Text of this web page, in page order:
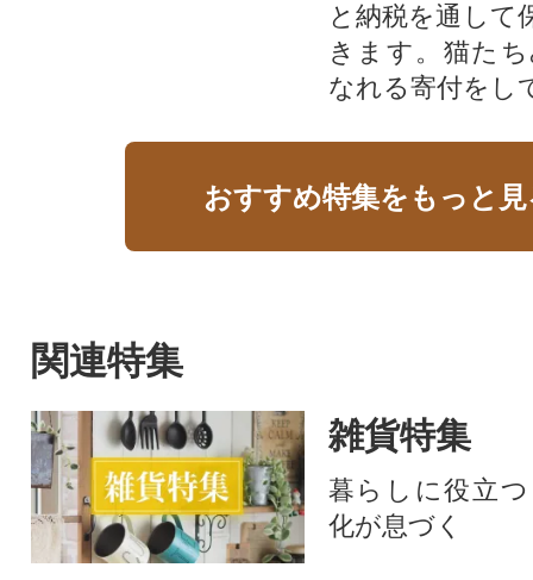
と納税を通して
きます。猫た
なれる寄付をし
おすすめ特集をもっと
関連特集
雑貨特集
暮らしに役立
化が息づく